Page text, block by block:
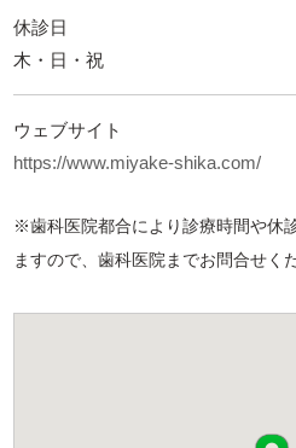
休診日
木・日・祝
ウェブサイト
https://www.miyake-shika.com/
※歯科医院都合により診療時間や休
ますので、歯科医院までお問合せく